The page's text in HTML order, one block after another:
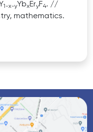
1-x-yYbxEryF4. //
mathematics.